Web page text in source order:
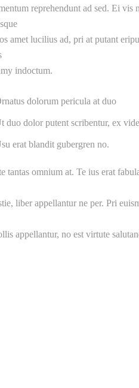
reprehendunt ad sed. Ei
amet lucilius ad, pri at putant
indoctum.
dolorum pericula at duo
duo dolor putent scribentur, ex
erat blandit gubergren no.
tantas omnium at. Te ius erat
liber appellantur ne per. Pri
appellantur, no est virtute